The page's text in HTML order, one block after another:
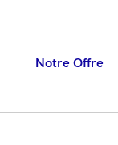
Notre Offre